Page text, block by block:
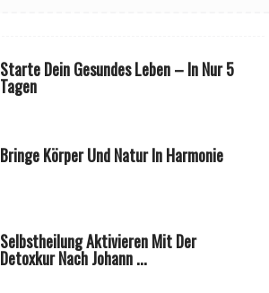
Starte Dein Gesundes Leben – In Nur 5
Tagen
Bringe Körper Und Natur In Harmonie
Selbstheilung Aktivieren Mit Der
Detoxkur Nach Johann ...